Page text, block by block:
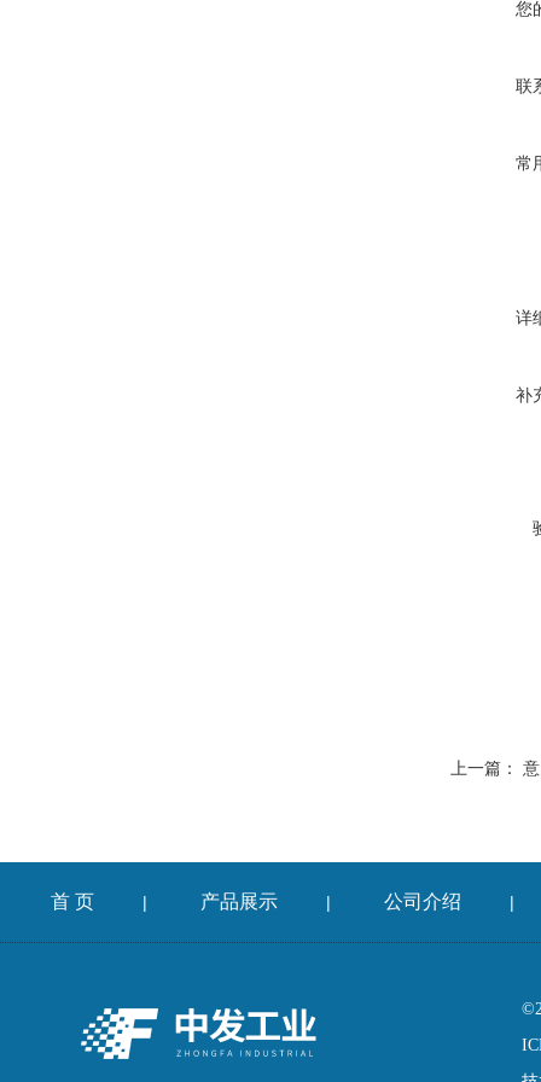
您
联
常
详
补
上一篇：
首 页 | 产品展示 | 公司介绍 |